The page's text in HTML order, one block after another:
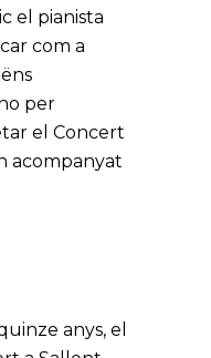
el pianista
com a
per
el Concert
acompanyat
anys, el